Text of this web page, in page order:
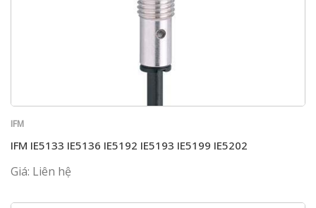
IFM
IFM IE5133 IE5136 IE5192 IE5193 IE5199 IE5202
Giá: Liên hệ